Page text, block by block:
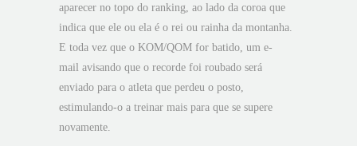
aparecer no topo do ranking, ao lado da coroa que
indica que ele ou ela é o rei ou rainha da montanha.
E toda vez que o KOM/QOM for batido, um e-
mail avisando que o recorde foi roubado será
enviado para o atleta que perdeu o posto,
estimulando-o a treinar mais para que se supere
novamente.